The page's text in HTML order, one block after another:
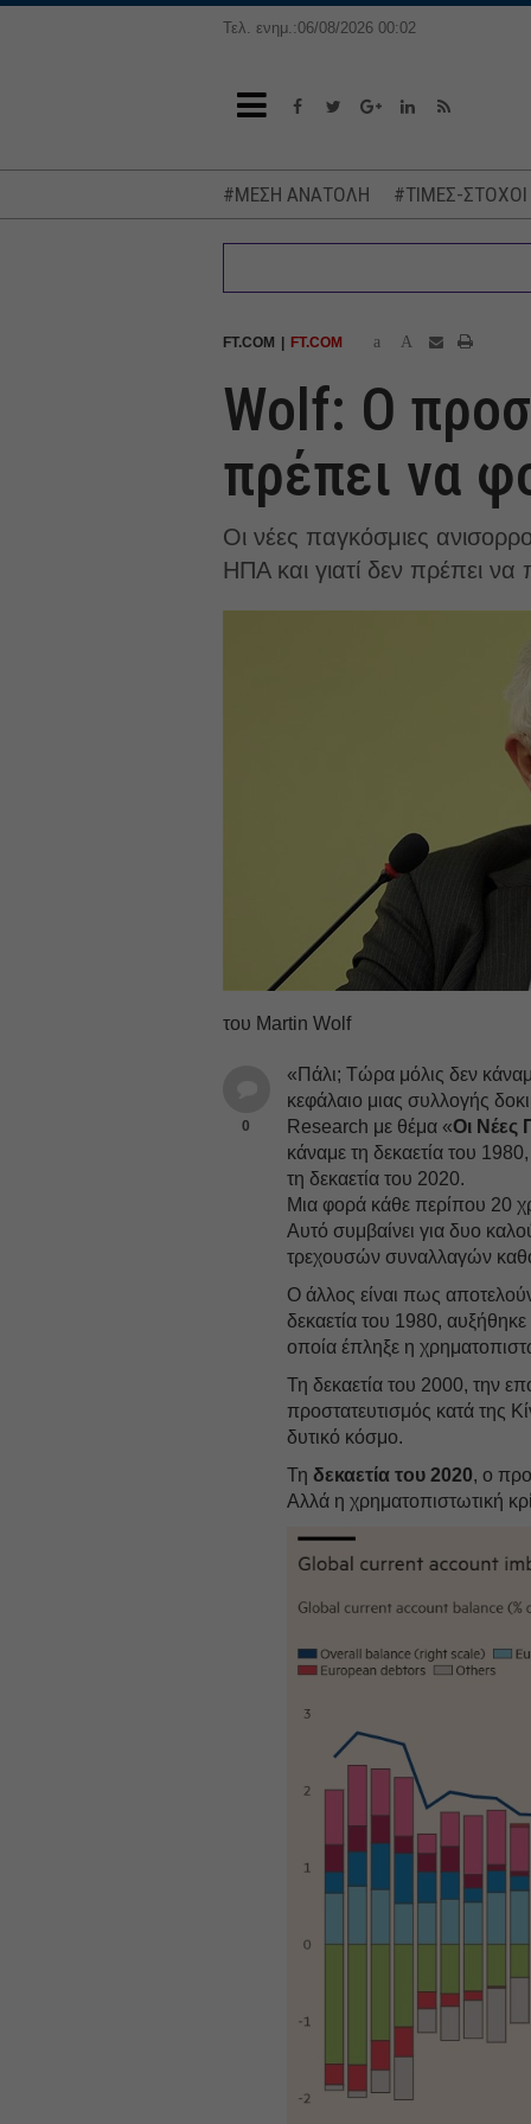
Τελ. ενημ.:06/08/2026 00:02
#ΜΕΣΗ ΑΝΑΤΟΛΗ #ΤΙΜΕΣ-
FT.COM FT.COM a A
Wolf: O
πρέπει να
Οι νέες παγκόσμιες
ΗΠΑ και γιατί δεν πρέπει
του Martin Wolf
0
«Πάλι; Τώρα μόλις δεν
κεφάλαιο μιας συλλογής
Research με θέμα «Οι Νέες
κάναμε τη δεκαετία του
τη δεκαετία του 2020.
Μια φορά κάθε περίπου 20
Αυτό συμβαίνει για δυο
τρεχουσών συναλλαγών
Ο άλλος είναι πως
δεκαετία του 1980,
οποία έπληξε η
Τη δεκαετία του 2000, την
προστατευτισμός κατά της
δυτικό κόσμο.
Τη δεκαετία του 2020, ο
Αλλά η χρηματοπιστωτική